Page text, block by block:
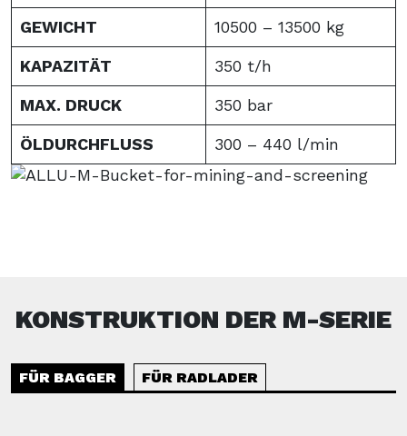
GEWICHT 10500 – 13500 kg
KAPAZITÄT 350 t/h
MAX. DRUCK 350 bar
ÖLDURCHFLUSS 300 – 440 l/min
KONSTRUKTION DER M-SERIE
FÜR BAGGER FÜR RADLADER